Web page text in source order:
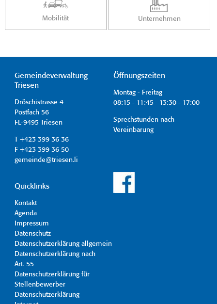
Mobilität Unternehmen
Gemeindeverwaltung
Triesen
Dröschistrasse 4
Postfach 56
FL-9495 Triesen
T +423 399 36 36
F +423 399 36 50
gemeinde@triesen.li
Öffnungszeiten
Montag - Freitag
08:15 - 11:45 13:30 - 17:00
Sprechstunden nach
Vereinbarung
Quicklinks
Kontakt
Agenda
Impressum
Datenschutz
Datenschutzerklärung allgemein
Datenschutzerklärung nach
Art. 55
Datenschutzerklärung für
Stellenbewerber
Datenschutzerklärung